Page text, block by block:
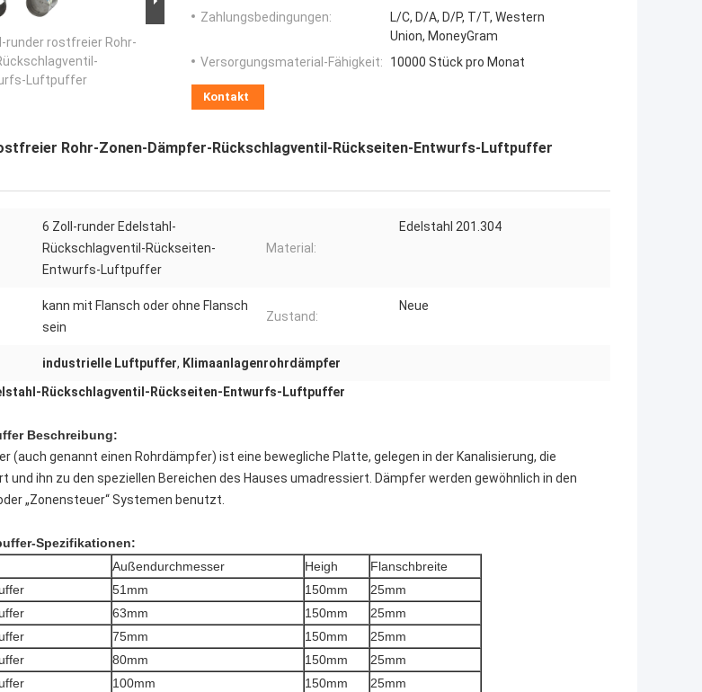
runder rostfreier Rohr-
Luftpuffer
Zahlungsbedingungen:
L/C, D/A, D/P, T/T, Western
Union, MoneyGram
Versorgungsmaterial-Fähigkeit:
10000 Stück pro Monat
Kontakt
Rohr-Zonen-Dämpfer-Rückschlagventil-Rückseiten-Entwurfs-Luftpuffer
6 Zoll-runder Edelstahl-
Rückschlagventil-Rückseiten-
Entwurfs-Luftpuffer
Material:
Edelstahl 201.304
kann mit Flansch oder ohne Flansch
sein
Zustand:
Neue
industrielle Luftpuffer, Klimaanlagenrohrdämpfer
Rückschlagventil-Rückseiten-Entwurfs-Luftpuffer
Beschreibung:
(auch genannt einen Rohrdämpfer) ist eine bewegliche Platte, gelegen in der Kanalisierung, die
und ihn zu den speziellen Bereichen des Hauses umadressiert. Dämpfer werden gewöhnlich in den
„Zonensteuer“ Systemen benutzt.
Spezifikationen:
Außendurchmesser Heigh
Flanschbreite
51mm 150mm
25mm
63mm 150mm
25mm
75mm 150mm
25mm
80mm 150mm
25mm
100mm 150mm
25mm